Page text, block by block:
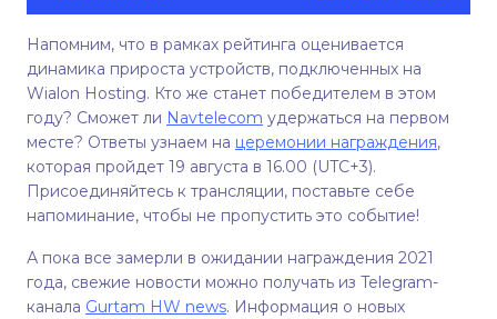
Напомним, что в рамках рейтинга оценивается
динамика прироста устройств, подключенных на
Wialon Hosting. Кто же станет победителем в этом
году? Сможет ли Navteleсom удержаться на первом
месте? Ответы узнаем на церемонии награждения,
которая пройдет 19 августа в 16.00 (UTC+3).
Присоединяйтесь к трансляции, поставьте себе
напоминание, чтобы не пропустить это событие!
А пока все замерли в ожидании награждения 2021
года, свежие новости можно получать из Telegram-
канала Gurtam HW news. Информация о новых